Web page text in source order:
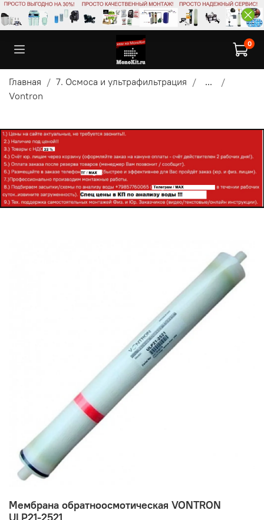
0
Главная 7. Осмоса и ультрафильтрация
...
Vontron
Мембрана обратноосмотическая VONTRON
ULP21-2521